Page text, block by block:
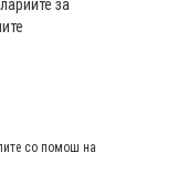
за
со помош на